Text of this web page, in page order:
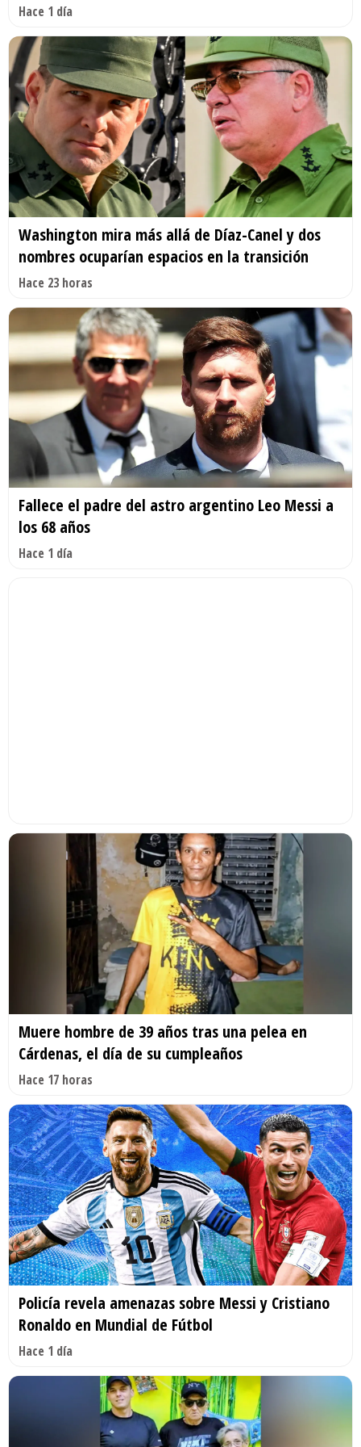
Hace 1 día
Washington mira más allá de Díaz-Canel y dos
nombres ocuparían espacios en la transición
Hace 23 horas
Fallece el padre del astro argentino Leo Messi a
los 68 años
Hace 1 día
Muere hombre de 39 años tras una pelea en
Cárdenas, el día de su cumpleaños
Hace 17 horas
Policía revela amenazas sobre Messi y Cristiano
Ronaldo en Mundial de Fútbol
Hace 1 día